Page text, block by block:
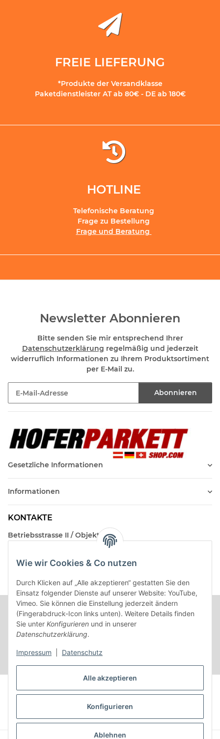
Alle akzeptieren
Konfigurieren
Ablehnen
Wie wir Cookies & Co nutzen
Durch Klicken auf „Alle akzeptieren“ gestatten Sie den
Einsatz folgender Dienste auf unserer Website: YouTube,
Vimeo. Sie können die Einstellung jederzeit ändern
(Fingerabdruck-Icon links unten). Weitere Details finden
Sie unter Konfigurieren und in unserer
Datenschutzerklärung.
Impressum Datenschutz
FREIE LIEFERUNG
*Produkte der Versandklasse
Paketdienstleister AT ab 80€ - DE ab 180€
HOTLINE
Telefonische Beratung
Frage zu Bestellung
Frage und Beratung
Newsletter Abonnieren
Bitte senden Sie mir entsprechend Ihrer
Datenschutzerklärung regelmäßig und jederzeit
widerruflich Informationen zu Ihrem Produktsortiment
per E-Mail zu.
Abonnieren
Gesetzliche Informationen
Informationen
KONTAKTE
Betriebsstrasse II / Objekt 17
Kontakt
Vertrag widerrufen
* Alle Preise inkl. gesetzlicher USt.